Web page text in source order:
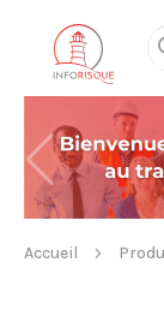
Accueil